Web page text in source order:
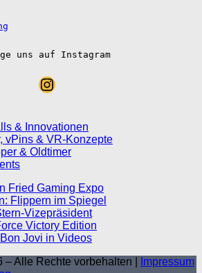
uns auf Instagram
Instagram
& Innovationen
vPins & VR-Konzepte
& Oldtimer
Fried Gaming Expo
Flippern im Spiegel
Vizepräsident
Victory Edition
Jovi in Videos
Alle Rechte vorbehalten |
Impressum